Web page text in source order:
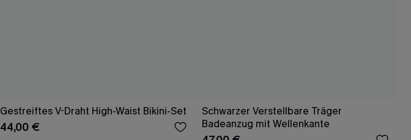
Gestreiftes V-Draht High-Waist Bikini-Set
44,00 €
Schwarzer Verstellbare Träger
Badeanzug mit Wellenkante